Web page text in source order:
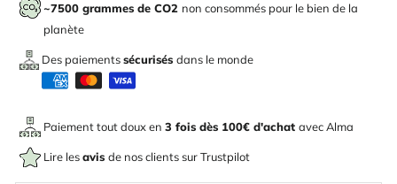
~7500 grammes de CO2 non consommés pour le bien de la
planète
Des paiementssécurisés dans le monde
Paiement tout doux en 3 fois dès 100€ d'achat avecAlma
Lire lesavis de nos clients sur Trustpilot